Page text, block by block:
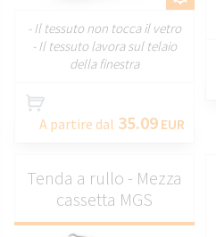
- Il tessuto non tocca il vetro
- Il tessuto lavora sul telaio
della finestra
A partire dal 35.09 EUR
Tenda a rullo - Mezza
cassetta MGS